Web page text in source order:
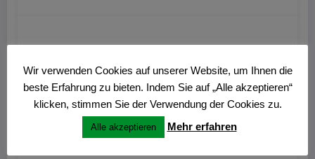
Wir verwenden Cookies auf unserer Website, um Ihnen die
beste Erfahrung zu bieten. Indem Sie auf „Alle akzeptieren“
klicken, stimmen Sie der Verwendung der Cookies zu.
Alle akzeptieren Mehr erfahren